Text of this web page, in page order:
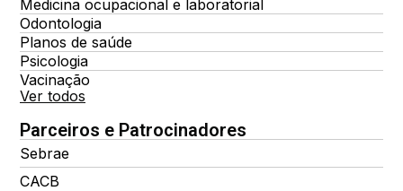
Medicina ocupacional e laboratorial
Odontologia
Planos de saúde
Psicologia
Vacinação
Ver todos
Parceiros e Patrocinadores
Sebrae
CACB